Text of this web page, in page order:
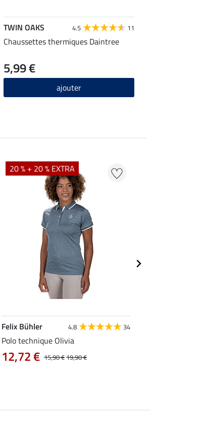
TWIN OAKS 4.5 11
Chaussettes thermiques Daintree
5,99 €
ajouter
20 % + 20 % EXTRA
Felix Bühler 4.8 34
Polo technique Olivia
15,90 €19,90 €
12,72 €